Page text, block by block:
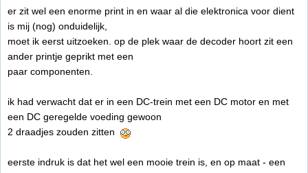
er zit wel een enorme print in en waar al die elektronica voor dient
is mij (nog) onduidelijk,
moet ik eerst uitzoeken. op de plek waar de decoder hoort zit een
ander printje geprikt met een
paar componenten.
ik had verwacht dat er in een DC-trein met een DC motor en met
een DC geregelde voeding gewoon
2 draadjes zouden zitten
eerste indruk is dat het wel een mooie trein is, en op maat - een